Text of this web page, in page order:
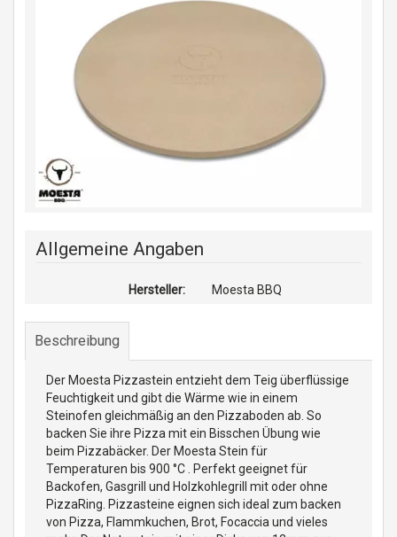
Allgemeine Angaben
Hersteller: Moesta BBQ
Beschreibung
Der Moesta Pizzastein entzieht dem Teig überflüssige
Feuchtigkeit und gibt die Wärme wie in einem
Steinofen gleichmäßig an den Pizzaboden ab. So
backen Sie ihre Pizza mit ein Bisschen Übung wie
beim Pizzabäcker. Der Moesta Stein für
Temperaturen bis 900 °C . Perfekt geeignet für
Backofen, Gasgrill und Holzkohlegrill mit oder ohne
PizzaRing. Pizzasteine eignen sich ideal zum backen
von Pizza, Flammkuchen, Brot, Focaccia und vieles